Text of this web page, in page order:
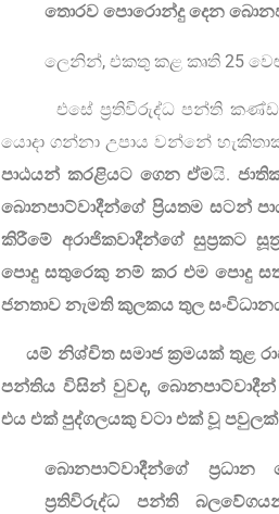
තොරව පොරොන්දු දෙන
ලෙනින්, එකතු කළ කෘති 25
එසේ ප්‍රතිවිරුද්ධ පන්ති
යොදා ගන්නා උපාය වන්නේ
පාඨයන් කරළියට ගෙන ඒමයි.
බොනපාට්වාදීන්ගේ ප්‍රියතම සටන්
කිරීමේ අරාජිකවාදීන්ගේ සුප්‍රකට
පොදු සතුරෙකු නම් කර එම පොදු
ජනතාව නැමති කුලකය තුල
යම් නිශ්චිත සමාජ ක්‍රමයක් තුළ
පන්තිය විසින් වුවද,
එය එක් පුද්ගලයකු වටා එක් වූ
බොනපාට්වාදීන්ගේ
ප්‍රතිවිරුද්ධ පන්ති